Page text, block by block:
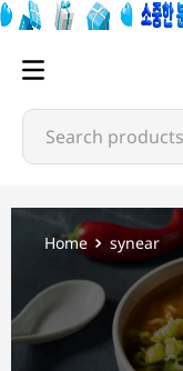
Search products...
synear